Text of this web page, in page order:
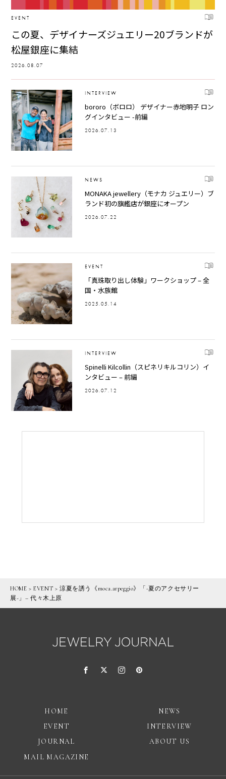
EVENT
この夏、デザイナーズジュエリー20ブランドが
松屋銀座に集結
2026.08.07
INTERVIEW
bororo（ボロロ） デザイナー赤地明子 ロン
グインタビュー -前編
2026.07.13
NEWS
MONAKA jewellery（モナカ ジュエリー）ブ
ランド初の旗艦店が銀座にオープン
2026.07.22
EVENT
「真珠取り出し体験」ワークショップ – 全
国・水族館
2025.05.14
INTERVIEW
Spinelli Kilcollin（スピネリキルコリン）イ
ンタビュー – 前編
2026.07.12
HOME >EVENT >涼夏を誘う《moca.arpeggio》「-夏のアクセサリー
展-」– 代々木上原
HOME
NEWS
EVENT
INTERVIEW
JOURNAL
ABOUT US
MAIL MAGAZINE